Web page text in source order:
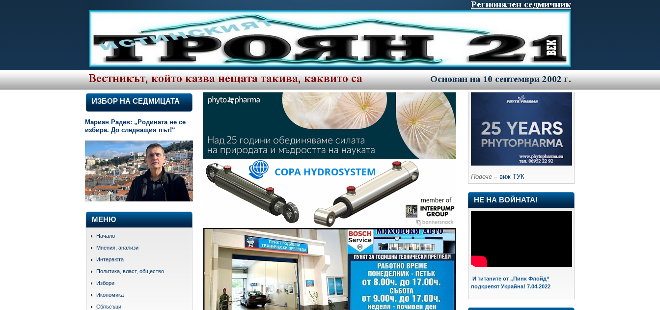
ИЗБОР НА СЕДМИЦАТА
Мариан Радев: „Родината не се
избира. До следващия път!“
МЕНЮ
Начало
Мнения, анализи
Интервюта
Политика, власт, общество
Избори
Икономика
Сблъсъци
Повече – виж ТУК
НЕ НА ВОЙНАТА!
И титаните от „Пинк Флойд“
подкрепят Украйна! 7.04.2022